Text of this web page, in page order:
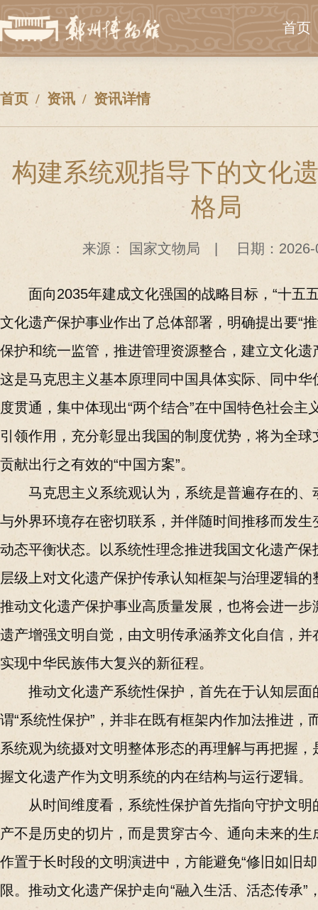
首页
首页 资讯 资讯详情
构建系统观指导下的文化
格局
来源： 国家文物局 日期：
面向2035年建成文化强国的战略目标，“十五
文化遗产保护事业作出了总体部署，明确提出要“
保护和统一监管，推进管理资源整合，建立文化遗
这是马克思主义基本原理同中国具体实际、同中华
度贯通，集中体现出“两个结合”在中国特色社会主
引领作用，充分彰显出我国的制度优势，将为全球
贡献出行之有效的“中国方案”。
马克思主义系统观认为，系统是普遍存在的、
与外界环境存在密切联系，并伴随时间推移而发生
动态平衡状态。以系统性理念推进我国文化遗产保
层级上对文化遗产保护传承认知框架与治理逻辑的
推动文化遗产保护事业高质量发展，也将会进一步
遗产增强文明自觉，由文明传承涵养文化自信，并
实现中华民族伟大复兴的新征程。
推动文化遗产系统性保护，首先在于认知层面
谓“系统性保护”，并非在既有框架内作加法推进，
系统观为统摄对文明整体形态的再理解与再把握，
握文化遗产作为文明系统的内在结构与运行逻辑。
从时间维度看，系统性保护首先指向守护文明
产不是历史的切片，而是贯穿古今、通向未来的生
作置于长时段的文明演进中，方能避免“修旧如旧
限。推动文化遗产保护走向“融入生活、活态传承”